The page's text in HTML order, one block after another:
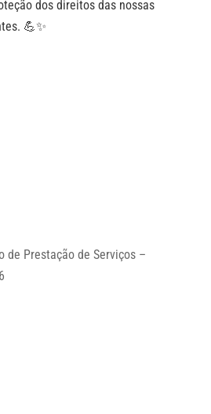
dos direitos das nossas
💪✨
de Prestação de Serviços –